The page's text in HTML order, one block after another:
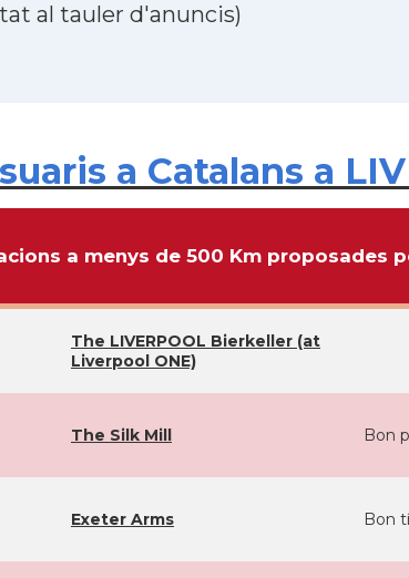
al tauler d'anuncis)
a Catalans a
a menys de 500 Km proposades
The LIVERPOOL Bierkeller (at
Liverpool ONE)
The Silk Mill Bon
Exeter Arms Bon